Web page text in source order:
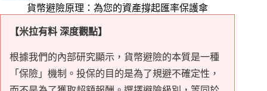
貨幣避險原理：為您的資產撐起匯率保護傘
【米拉有料 深度觀點】
根據我們的內部研究顯示，貨幣避險的本質是一種
「保險」機制。投保的目的是為了規避不確定性，